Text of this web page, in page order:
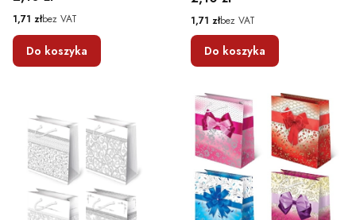
Cena
1,71 złbez VAT
Do koszyka
Cena
1,71 złbez VAT
Do koszyka